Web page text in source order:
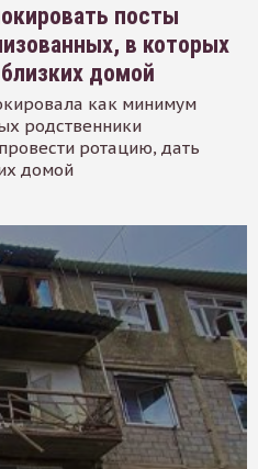
посты
в которых
домой
как минимум
родственники
ротацию, дать
домой